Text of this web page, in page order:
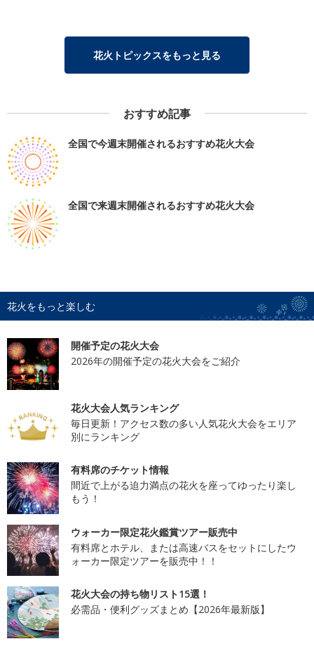
花火トピックスをもっと見る
おすすめ記事
全国で今週末開催されるおすすめ花火大会
全国で来週末開催されるおすすめ花火大会
花火をもっと楽しむ
開催予定の花火大会
2026年の開催予定の花火大会をご紹介
花火大会人気ランキング
毎日更新！アクセス数の多い人気花火大会をエリア
別にランキング
有料席のチケット情報
間近で上がる迫力満点の花火を座ってゆったり楽し
もう！
ウォーカー限定花火鑑賞ツアー販売中
有料席とホテル、または高速バスをセットにしたウ
ォーカー限定ツアーを販売中！！
花火大会の持ち物リスト15選！
必需品・便利グッズまとめ【2026年最新版】